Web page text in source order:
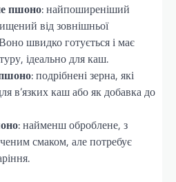
пшоно: найпоширеніший
від зовнішньої
швидко готується і має
ідеально для каш.
: подрібнені зерна, які
в’язких каш або як добавка до
: найменш оброблене, з
смаком, але потребує